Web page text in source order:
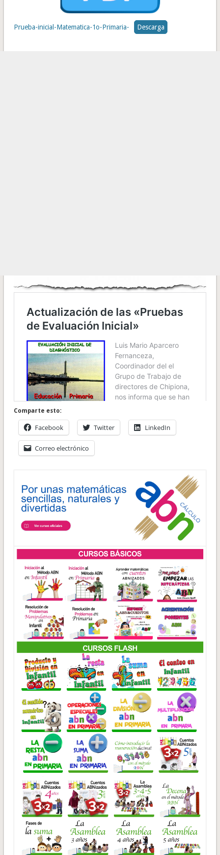
Prueba-inicial-Matematica-1o-Primaria- Descarga
Comparte esto:
Facebook Twitter LinkedIn
Correo electrónico